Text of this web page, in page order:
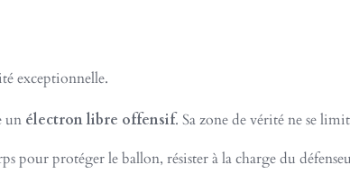
exceptionnelle.
un électron libre offensif. Sa zone de vérité ne se
pour protéger le ballon, résister à la charge du